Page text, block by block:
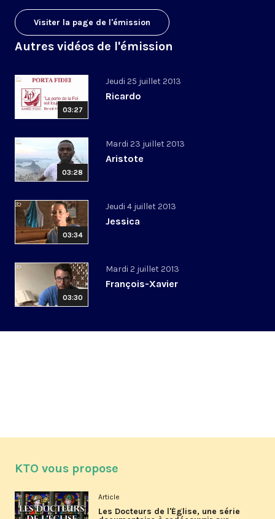
Visiter la page de l'émission
Autres vidéos de l'émission
03:27
Jeudi 25 juillet 2013
Ricardo
03:28
Mardi 23 juillet 2013
Aristote
03:34
Jeudi 4 juillet 2013
Jessica
03:30
Mardi 2 juillet 2013
François-Xavier
KTO vous propose
Article
Les Docteurs de l'Église, une série